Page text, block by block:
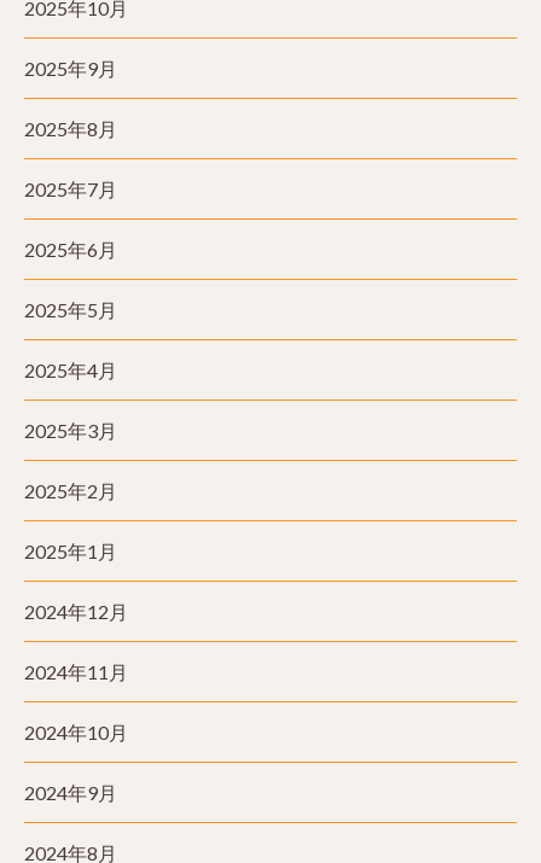
2025年10月
2025年9月
2025年8月
2025年7月
2025年6月
2025年5月
2025年4月
2025年3月
2025年2月
2025年1月
2024年12月
2024年11月
2024年10月
2024年9月
2024年8月